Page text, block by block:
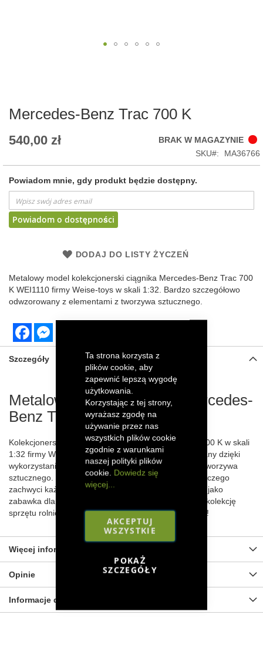
Ta strona korzysta z
plików cookie, aby
zapewnić lepszą wygodę
użytkowania.
Korzystając z tej strony,
wyrażasz zgodę na
używanie przez nas
wszystkich plików cookie
zgodnie z warunkami
naszej polityki plików
cookie. Dowiedz się
więcej...
AKCEPTUJ
WSZYSTKIE
POKAŻ
SZCZEGÓŁY
the
gallery
Mercedes-Benz Trac 700 K
540,00 zł
BRAK W MAGAZYNIE
SKU
MA36766
Powiadom mnie, gdy produkt będzie dostępny.
Powiadom o dostępności
DODAJ DO LISTY ŻYCZEŃ
Metalowy model kolekcjonerski ciągnika Mercedes-Benz Trac 700
K WEI1110 firmy Weise-toys w skali 1:32. Bardzo szczegółowo
odwzorowany z elementami z tworzywa sztucznego.
Facebook
Szczegóły
Metalowy model ciągnika Mercedes-
Benz Trac 700 K
Kolekcjonerski model traktora Mercedes-Benz Trac 700 K w skali
1:32 firmy Weise-toys został szczegółowo odwzorowany dzięki
wykorzystaniu metalowych części oraz elementów z tworzywa
sztucznego. Efektowny model ciężkiego ciągnika rolniczego
zachwyci każdego kolekcjonera, a także sprawdzi się jako
zabawka dla starszego dziecka 14+. Powiększ swoją kolekcję
sprzętu rolniczego o ten precyzyjnie wykonany model!
Więcej informacji
Opinie
Informacje dot. bezpieczeństwa